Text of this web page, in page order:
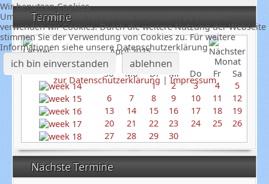
Termine
April 2025
So
Mo Di Mi Do Fr
Sa
1
2 3 4
5
6
7 8 9 10 11
12
13
14 15 16 17 18
19
20
21 22 23 24 25
26
27
28 29 30
Nächste Termine
Wir benutzen Cookies
Um unsere Webseite fortlaufend verbessern zu können,
verwenden wir Cookies. Durch die weitere Nutzung der Webseite
stimmen Sie der Verwendung von Cookies zu. Für weitere
Informationen siehe unsere Datenschutzerklärung
ich bin einverstanden ablehnen
zur Datenschutzerklärung |Impressum